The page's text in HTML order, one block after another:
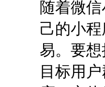
随着微
己的小
易。要
目标用